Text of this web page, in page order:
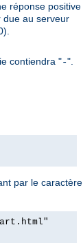
réponse positive
due au serveur
contiendra "-".
par le caractère